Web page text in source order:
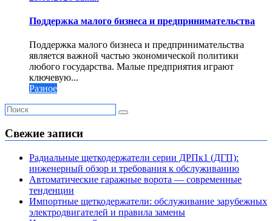
Поддержка малого бизнеса и предпринимательства
Поддержка малого бизнеса и предпринимательства
является важной частью экономической политики
любого государства. Малые предприятия играют
ключевую...
Разное
Свежие записи
Радиальные щеткодержатели серии ДРПк1 (ДГП):
инженерный обзор и требования к обслуживанию
Автоматические гаражные ворота — современные
тенденции
Импортные щеткодержатели: обслуживание зарубежных
электродвигателей и правила замены